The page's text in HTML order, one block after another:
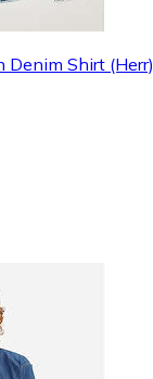
Denim Shirt (Herr)